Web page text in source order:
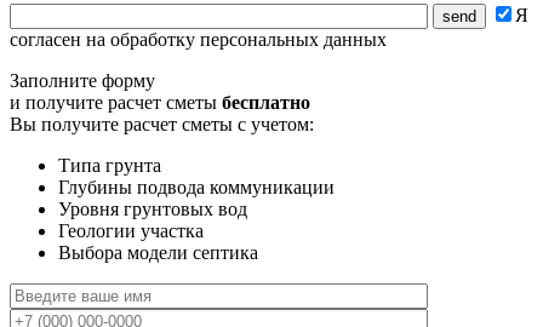
Я
согласен на обработку персональных данных
Заполните форму
и получите расчет сметы бесплатно
Вы получите расчет сметы с учетом:
Типа грунта
Глубины подвода коммуникации
Уровня грунтовых вод
Геологии участка
Выбора модели септика